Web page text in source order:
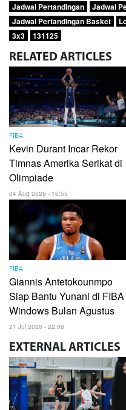
Jadwal Pertandingan
Jadwal
Jadwal Pertandingan Basket
3x3
131125
RELATED ARTICLES
FIBA
Kevin Durant Incar Rekor
Timnas Amerika Serikat di
Olimpiade
04 Aug 2026 - 16:55
FIBA
Giannis Antetokounmpo
Siap Bantu Yunani di FIBA
Windows Bulan Agustus
21 Jul 2026 - 22:08
EXTERNAL ARTICLES